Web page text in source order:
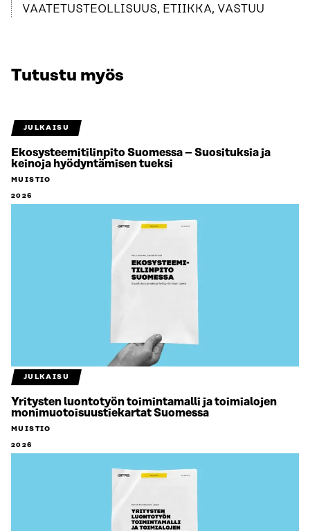
VAATETUSTEOLLISUUS, ETIIKKA, VASTUU
Tutustu myös
JULKAISU
Ekosysteemitilinpito Suomessa – Suosituksia ja
keinoja hyödyntämisen tueksi
MUISTIO
2026
JULKAISU
Yritysten luontotyön toimintamalli ja toimialojen
monimuotoisuustiekartat Suomessa
MUISTIO
2026